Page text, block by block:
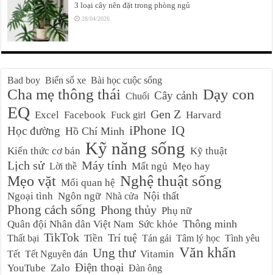
3 loại cây nên đặt trong phòng ngủ
28/04/2026
Bad boy Biển số xe Bài học cuộc sống
Cha mẹ thông thái Chuối Cây cảnh Dạy con
EQ Excel Facebook Fuck girl Gen Z Harvard
Học đường Hồ Chí Minh iPhone IQ
Kiến thức cơ bản Kỹ năng sống Kỹ thuật
Lịch sử Lời thề Máy tính Mất ngủ Mẹo hay
Mẹo vặt Mối quan hệ Nghệ thuật sống
Ngoại tình Ngôn ngữ Nhà cửa Nội thất
Phong cách sống Phong thủy Phụ nữ
Quân đội Nhân dân Việt Nam Sức khỏe Thông minh
Thất bại TikTok Tiền Trí tuệ Tán gái Tâm lý học Tình yêu
Tết Tết Nguyên đán Ung thư Vitamin Văn khấn
YouTube Zalo Điện thoại Đàn ông